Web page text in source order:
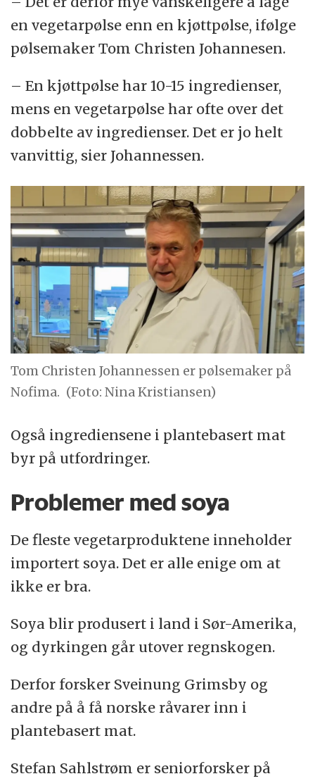
en vegetarpølse enn en kjøttpølse, ifølge
pølsemaker Tom Christen Johannesen.
– En kjøttpølse har 10-15 ingredienser,
mens en vegetarpølse har ofte over det
dobbelte av ingredienser. Det er jo helt
vanvittig, sier Johannessen.
Tom Christen Johannessen er pølsemaker på
Nofima. (Foto: Nina Kristiansen)
Også ingrediensene i plantebasert mat
byr på utfordringer.
Problemer med soya
De fleste vegetarproduktene inneholder
importert soya. Det er alle enige om at
ikke er bra.
Soya blir produsert i land i Sør-Amerika,
og dyrkingen går utover regnskogen.
Derfor forsker Sveinung Grimsby og
andre på å få norske råvarer inn i
plantebasert mat.
Stefan Sahlstrøm er seniorforsker på